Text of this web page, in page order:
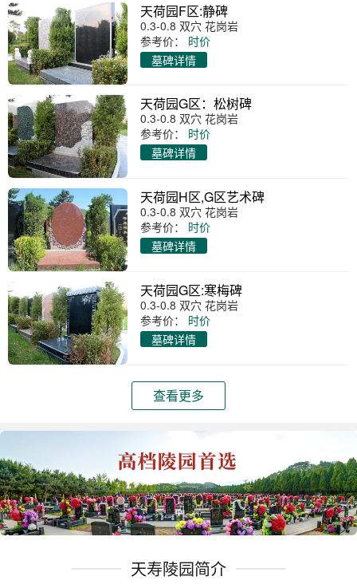
天荷园F区:静碑
0.3-0.8 双穴 花岗岩
参考价：
时价
墓碑详情
天荷园G区：松树碑
0.3-0.8 双穴 花岗岩
参考价：
时价
墓碑详情
天荷园H区,G区艺术碑
0.3-0.8 双穴 花岗岩
参考价：
时价
墓碑详情
天荷园G区:寒梅碑
0.3-0.8 双穴 花岗岩
参考价：
时价
墓碑详情
查看更多
天寿陵园简介